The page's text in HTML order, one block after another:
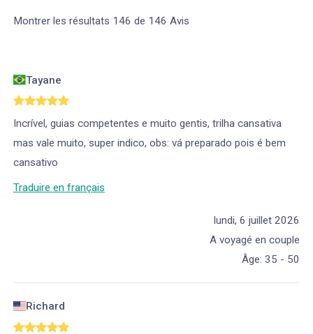
Montrer les résultats 146 de 146 Avis
Tayane
Incrível, guias competentes e muito gentis, trilha cansativa
mas vale muito, super indico, obs: vá preparado pois é bem
cansativo
Traduire en français
lundi, 6 juillet 2026
A voyagé en couple
Âge: 35 - 50
Richard